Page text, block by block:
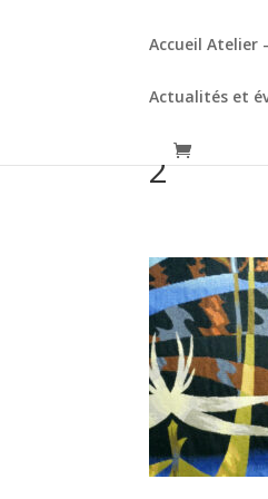
Accueil Atelier
Actualités et
2